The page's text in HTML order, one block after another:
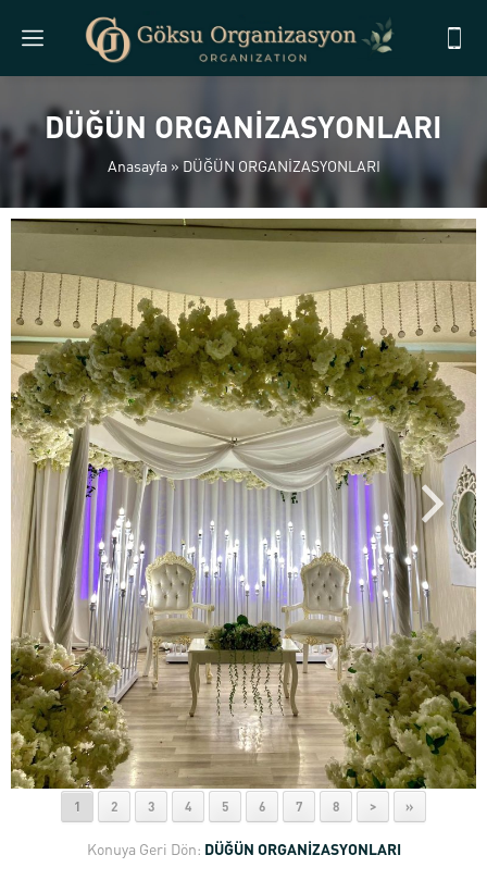
DÜĞÜN ORGANİZASYONLARI
Anasayfa»DÜĞÜN ORGANİZASYONLARI
1 2 3 4 5 6 7 8 > »
Konuya Geri Dön: DÜĞÜN ORGANİZASYONLARI